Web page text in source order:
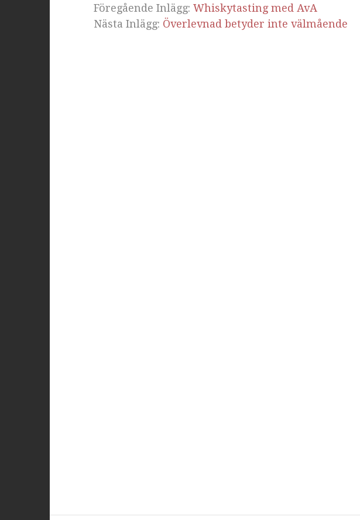
Föregående Inlägg: Whiskytasting med AvA
Nästa Inlägg: Överlevnad betyder inte välmående